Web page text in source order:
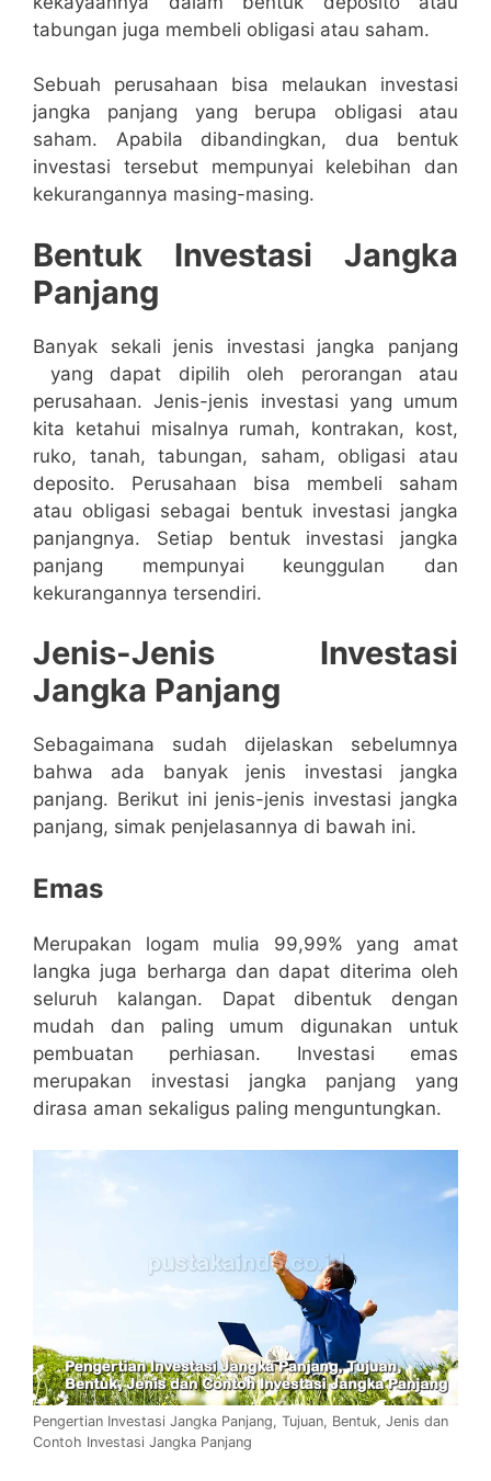
tabungan juga membeli obligasi atau saham.
Sebuah perusahaan bisa melaukan investasi
jangka panjang yang berupa obligasi atau
saham. Apabila dibandingkan, dua bentuk
investasi tersebut mempunyai kelebihan dan
kekurangannya masing-masing.
Bentuk Investasi Jangka
Panjang
Banyak sekali jenis investasi jangka panjang
yang dapat dipilih oleh perorangan atau
perusahaan. Jenis-jenis investasi yang umum
kita ketahui misalnya rumah, kontrakan, kost,
ruko, tanah, tabungan, saham, obligasi atau
deposito. Perusahaan bisa membeli saham
atau obligasi sebagai bentuk investasi jangka
panjangnya. Setiap bentuk investasi jangka
panjang mempunyai keunggulan dan
kekurangannya tersendiri.
Jenis-Jenis Investasi
Jangka Panjang
Sebagaimana sudah dijelaskan sebelumnya
bahwa ada banyak jenis investasi jangka
panjang. Berikut ini jenis-jenis investasi jangka
panjang, simak penjelasannya di bawah ini.
Emas
Merupakan logam mulia 99,99% yang amat
langka juga berharga dan dapat diterima oleh
seluruh kalangan. Dapat dibentuk dengan
mudah dan paling umum digunakan untuk
pembuatan perhiasan. Investasi emas
merupakan investasi jangka panjang yang
dirasa aman sekaligus paling menguntungkan.
Pengertian Investasi Jangka Panjang, Tujuan, Bentuk, Jenis dan
Contoh Investasi Jangka Panjang